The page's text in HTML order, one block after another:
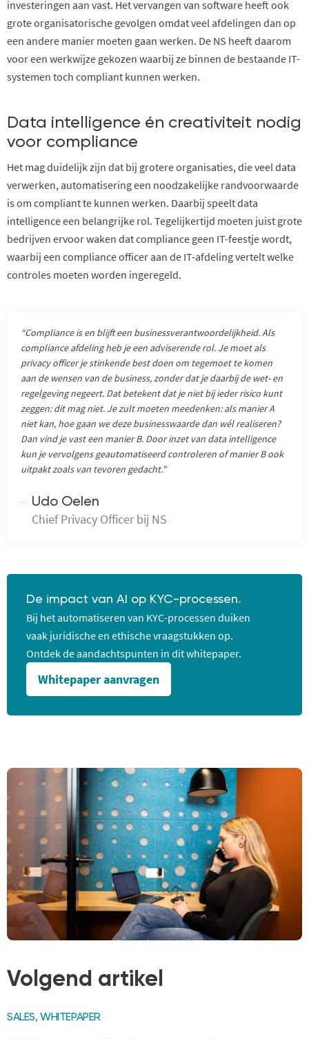
investeringen aan vast. Het vervangen van software heeft ook
grote organisatorische gevolgen omdat veel afdelingen dan op
een andere manier moeten gaan werken. De NS heeft daarom
voor een werkwijze gekozen waarbij ze binnen de bestaande IT-
systemen toch compliant kunnen werken.
Data intelligence én creativiteit nodig
voor compliance
Het mag duidelijk zijn dat bij grotere organisaties, die veel data
verwerken, automatisering een noodzakelijke randvoorwaarde
is om compliant te kunnen werken. Daarbij speelt data
intelligence een belangrijke rol. Tegelijkertijd moeten juist grote
bedrijven ervoor waken dat compliance geen IT-feestje wordt,
waarbij een compliance officer aan de IT-afdeling vertelt welke
controles moeten worden ingeregeld.
“Compliance is en blijft een businessverantwoordelijkheid. Als
compliance afdeling heb je een adviserende rol. Je moet als
privacy officer je stinkende best doen om tegemoet te komen
aan de wensen van de business, zonder dat je daarbij de wet- en
regelgeving negeert. Dat betekent dat je niet bij ieder risico kunt
zeggen: dit mag niet. Je zult moeten meedenken: als manier A
niet kan, hoe gaan we deze businesswaarde dan wél realiseren?
Dan vind je vast een manier B. Door inzet van data intelligence
kun je vervolgens geautomatiseerd controleren of manier B ook
uitpakt zoals van tevoren gedacht."
Udo Oelen
Chief Privacy Officer bij NS
De impact van AI op KYC-processen.
Bij het automatiseren van KYC-processen duiken
vaak juridische en ethische vraagstukken op.
Ontdek de aandachtspunten in dit whitepaper.
Whitepaper aanvragen
Volgend artikel
SALES,WHITEPAPER